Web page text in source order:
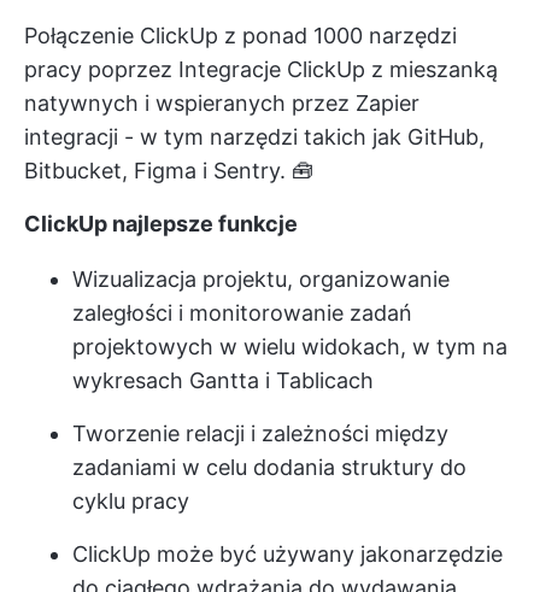
Połączenie ClickUp z ponad 1000 narzędzi
pracy poprzez Integracje ClickUp z mieszanką
natywnych i wspieranych przez Zapier
integracji - w tym narzędzi takich jak GitHub,
Bitbucket, Figma i Sentry. 🧰
ClickUp najlepsze funkcje
Wizualizacja projektu, organizowanie
zaległości i monitorowanie zadań
projektowych w wielu widokach, w tym na
wykresach Gantta i Tablicach
Tworzenie relacji i zależności między
zadaniami w celu dodania struktury do
cyklu pracy
ClickUp może być używany jakonarzędzie